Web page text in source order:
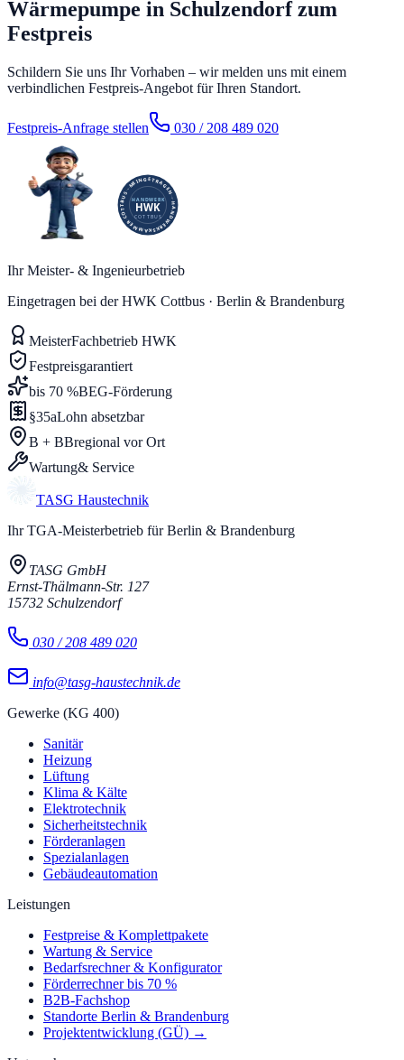
Wärmepumpe in Schulzendorf zum
Festpreis
Schildern Sie uns Ihr Vorhaben – wir melden uns mit einem
verbindlichen Festpreis-Angebot für Ihren Standort.
Festpreis-Anfrage stellen 030 / 208 489 020
Ihr Meister- & Ingenieurbetrieb
Eingetragen bei der HWK Cottbus · Berlin & Brandenburg
MeisterFachbetrieb HWK
Festpreisgarantiert
bis 70 %BEG-Förderung
§35aLohn absetzbar
B + BBregional vor Ort
Wartung& Service
TASG Haustechnik
Ihr TGA-Meisterbetrieb für Berlin & Brandenburg
TASG GmbH
Ernst-Thälmann-Str. 127
15732 Schulzendorf
030 / 208 489 020
info@tasg-haustechnik.de
Gewerke (KG 400)
Sanitär
Heizung
Lüftung
Klima & Kälte
Elektrotechnik
Sicherheitstechnik
Förderanlagen
Spezialanlagen
Gebäudeautomation
Leistungen
Festpreise & Komplettpakete
Wartung & Service
Bedarfsrechner & Konfigurator
Förderrechner bis 70 %
B2B-Fachshop
Standorte Berlin & Brandenburg
Projektentwicklung (GÜ) →